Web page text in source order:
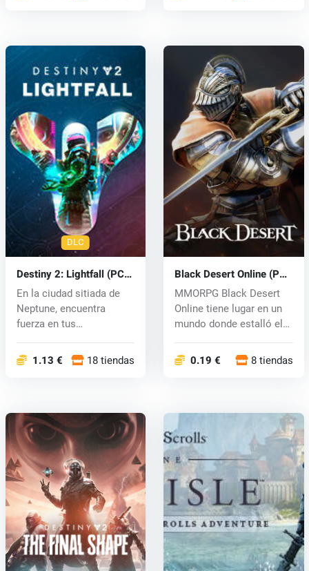
DLC
Destiny 2: Lightfall (PC)
key
En la ciudad sitiada de
Neptune, encuentra
fuerza en tus
1.13 € 18 tiendas
Black Desert Online (PC)
CD key
MMORPG Black Desert
Online tiene lugar en un
mundo donde estalló el
0.19 € 8 tiendas